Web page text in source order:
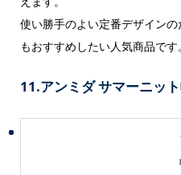
使い勝手のよい定番デザイン
もおすすめしたい人気商品です。
11.アンミダ サマーニッ